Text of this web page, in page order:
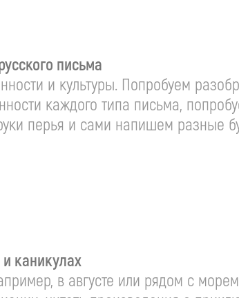
письма
и культуры. Попробуем
каждого типа письма,
перья и сами напишем разные
и каникулах
в августе или рядом с